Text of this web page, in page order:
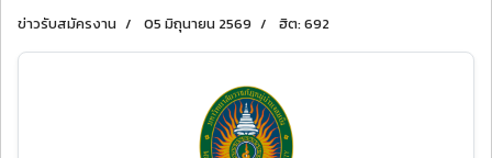
ข่าวรับสมัครงาน 05 มิถุนายน 2569 ฮิต: 692